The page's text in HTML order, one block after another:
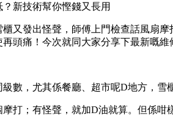
新技術幫你慳錢又長用
又發出怪聲，師傅上門檢查話風扇
頭痛！今次就同大家分享下最新嘅維
數，尤其係餐廳、超市呢D地方，
打；有怪聲，就加D油就算。但係